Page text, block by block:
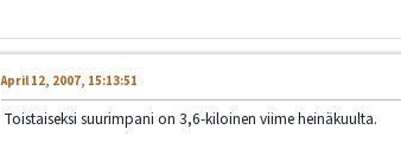
April 12, 2007, 15:13:51
Toistaiseksi suurimpani on 3,6-kiloinen viime heinäkuulta.